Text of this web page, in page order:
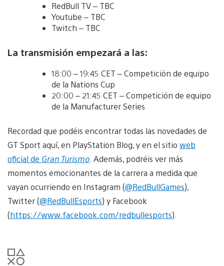
RedBull TV – TBC
Youtube – TBC
Twitch – TBC
La transmisión empezará a las:
18:00 – 19:45 CET – Competición de equipo
de la Nations Cup
20:00 – 21:45 CET – Competición de equipo
de la Manufacturer Series
Recordad que podéis encontrar todas las novedades de
GT Sport aquí, en PlayStation Blog, y en el sitio web
oficial de Gran Turismo . Además, podréis ver más
momentos emocionantes de la carrera a medida que
vayan ocurriendo en Instagram (@RedBullGames),
Twitter (@RedBullEsports) y Facebook
(https://www.facebook.com/redbullesports).